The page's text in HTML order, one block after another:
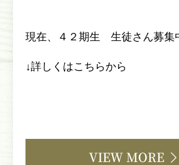
現在、４２期生 生徒さん募集
↓詳しくはこちらから
VIEW MORE